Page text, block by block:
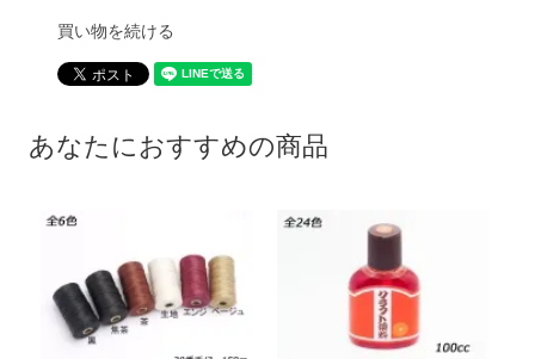
買い物を続ける
あなたにおすすめの商品